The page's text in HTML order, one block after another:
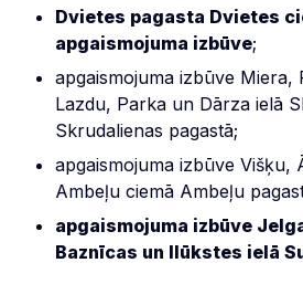
Dvietes pagasta Dvietes
apgaismojuma izbūve;
apgaismojuma izbūve Miera,
Lazdu, Parka un Dārza ielā
Skrudalienas pagastā;
apgaismojuma izbūve Višķu,
Ambeļu ciemā Ambeļu
apgaismojuma izbūve
Baznīcas un Ilūkstes ielā